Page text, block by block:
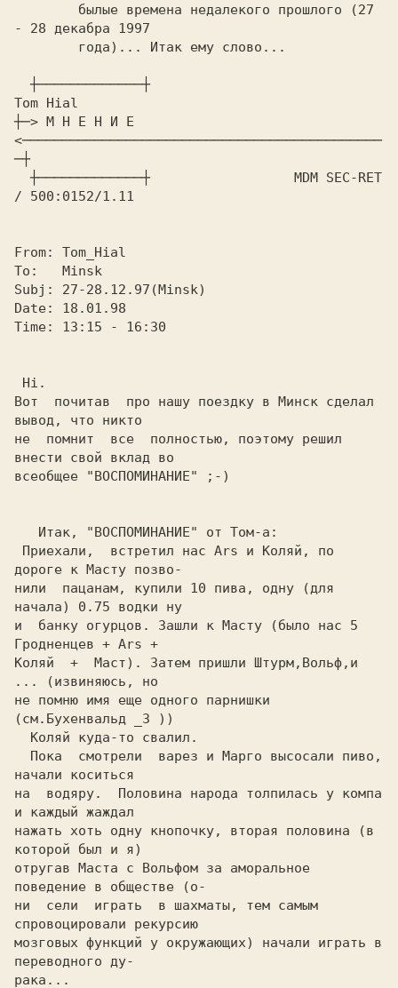
- 28 декабра 1997
  ┼─────────────┼
Tom Hial
┼─>
<─────────────────────────────────────────────
─┼
  ┼─────────────┼
      MDM SEC-RET
From: Tom_Hial
To: Minsk
Subj: 27-28.12.97(Minsk)
Date: 18.01.98
Time: 13:15 - 16:30
Вот  почитав  про нашу поездку в Минск сделал
вывод, что никто
не  помнит  все  полностью, поэтому решил
внести свой вклад во
дороге к Масту позво-
нили  пацанам, купили 10 пива, одну (для
начала) 0.75 водки ну
и  банку огурцов. Зашли к Масту (было нас 5
Гродненцев + Ars +
Коляй  +  Маст). Затем пришли Штурм,Вольф,и
... (извиняюсь, но
не помню имя еще одного парнишки
(см.Бухенвальд _3 ))
начали коситься
на  водяру.  Половина народа толпилась у компа
и каждый жаждал
нажать хоть одну кнопочку, вторая половина (в
которой был и я)
отругав Маста с Вольфом за аморальное
поведение в обществе (о-
ни  сели  играть  в шахматы, тем самым
спровоцировали рекурсию
мозговых функций у окружающих) начали играть в
переводного ду-
рака...